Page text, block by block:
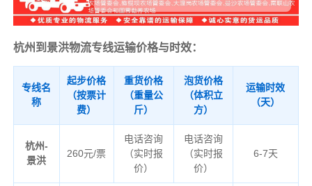
杭州到景洪物流专线运输价格与时效：
专线名
称
起步价格
（按票计
费）
重货价格
（重量公
斤）
泡货价格
（体积立
方）
运输时效
（天）
杭州-
景洪
260元/票
电话咨询
（实时报
价）
电话咨询
（实时报
价）
6-7天